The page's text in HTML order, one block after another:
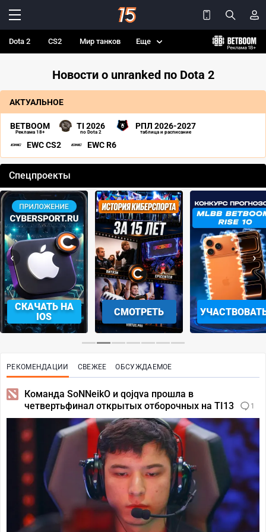
Dota 2 CS2 Мир танков Еще
Новости о unranked по Dota 2
АКТУАЛЬНОЕ
BETBOOM
Реклама 18+
TI 2026
по Dota 2
РПЛ 2026-2027
таблица и расписание
EWC CS2 EWC R6
Спецпроекты
СКАЧАТЬ НА
IOS
СМОТРЕТЬ
‹ ›
РЕКОМЕНДАЦИИ СВЕЖЕЕ ОБСУЖДАЕМОЕ
Команда SoNNeikO и qojqva прошла в
четвертьфинал открытых отборочных на TI13
1